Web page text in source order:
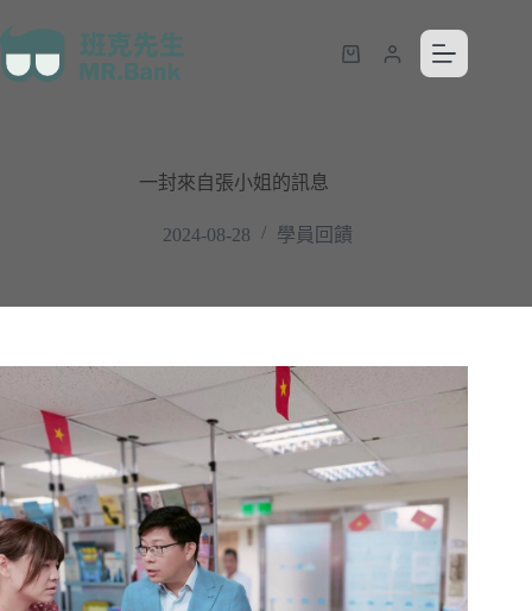
一封來自張小姐的訊息
2024-08-28 學員回饋